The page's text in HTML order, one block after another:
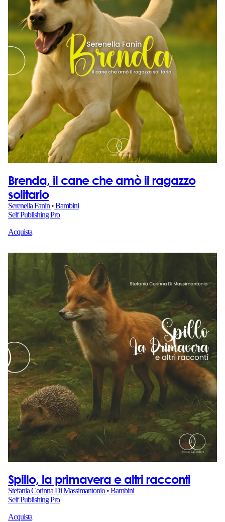
Brenda, il cane che amò il ragazzo
solitario
Serenella Fanin•Bambini
Self Publishing Pro
Acquista
Spillo, la primavera e altri racconti
Stefania Corinna Di Massimantonio•Bambini
Self Publishing Pro
Acquista